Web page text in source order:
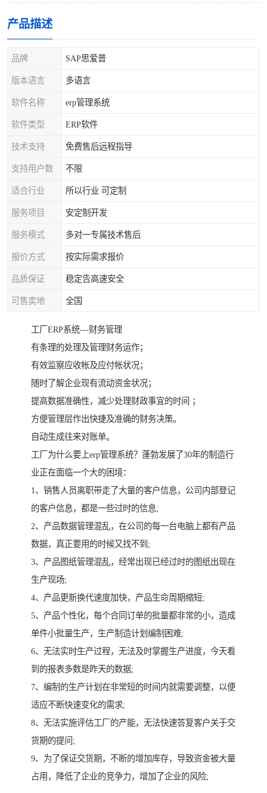
产品描述
品牌 SAP思爱普
版本语言 多语言
软件名称 erp管理系统
软件类型 ERP软件
技术支持 免费售后远程指导
支持用户数 不限
适合行业 所以行业 可定制
服务项目 安定制开发
服务模式 多对一专属技术售后
报价方式 按实际需求报价
品质保证 稳定告高速安全
可售卖地 全国
工厂ERP系统---财务管理
有条理的处理及管理财务运作；
有效监察应收帐及应付帐状况；
随时了解企业现有流动资金状况；
提高数据准确性，减少处理财政事宜的时间 ；
方便管理层作出快捷及准确的财务决策。
自动生成往来对账单。
工厂为什么要上erp管理系统？蓬勃发展了30年的制造行
业正在面临一个大的困境：
1、销售人员离职带走了大量的客户信息，公司内部登记
的客户信息，都是一些过时的信息;
2、产品数据管理混乱，在公司的每一台电脑上都有产品
数据，真正要用的时候又找不到;
3、产品图纸管理混乱，经常出现已经过时的图纸出现在
生产现场;
4、产品更新换代速度加快，产品生命周期缩短;
5、产品个性化，每个合同订单的批量都非常的小，造成
单件小批量生产，生产制造计划编制困难;
6、无法实时生产过程，无法及时掌握生产进度，今天看
到的报表多数是昨天的数据;
7、编制的生产计划在非常短的时间内就需要调整，以便
适应不断快速变化的需求;
8、无法实施评估工厂的产能，无法快速答复客户关于交
货期的提问;
9、为了保证交货期，不断的增加库存，导致资金被大量
占用，降低了企业的竞争力，增加了企业的风险;